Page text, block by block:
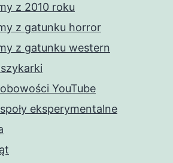
z 2010 roku
z gatunku horror
z gatunku western
YouTube
eksperymentalne